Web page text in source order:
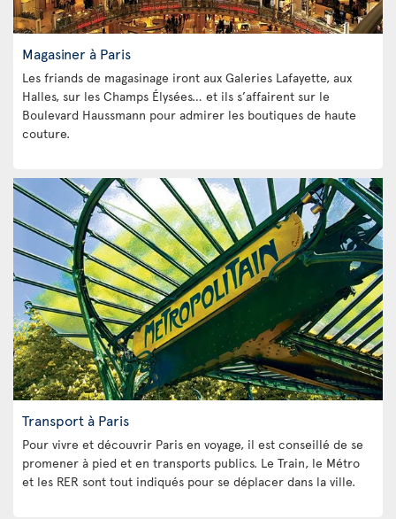
Magasiner à Paris
Les friands de magasinage iront aux Galeries Lafayette, aux
Halles, sur les Champs Élysées… et ils s’affairent sur le
Boulevard Haussmann pour admirer les boutiques de haute
couture.
Transport à Paris
Pour vivre et découvrir Paris en voyage, il est conseillé de se
promener à pied et en transports publics. Le Train, le Métro
et les RER sont tout indiqués pour se déplacer dans la ville.